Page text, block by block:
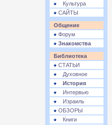
Культура
САЙТЫ
Общение
Форум
Знакомства
Библиотека
СТАТЬИ
Духовное
История
Интервью
Израиль
ОБЗОРЫ
Книги